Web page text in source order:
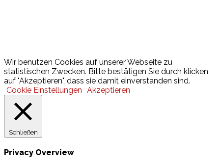
Wir benutzen Cookies auf unserer Webseite zu
statistischen Zwecken. Bitte bestätigen Sie durch klicken
auf "Akzeptieren", dass sie damit einverstanden sind.
Cookie Einstellungen Akzeptieren
Schließen
Privacy Overview